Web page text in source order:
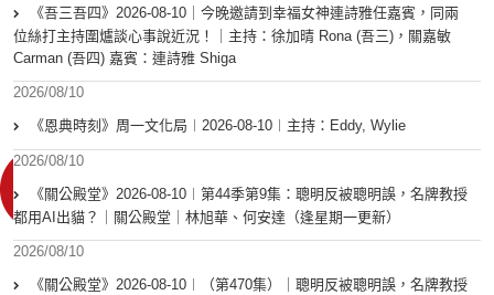
《吾三吾四》2026-08-10｜今晚邀請到幸福女神連詩雅任嘉賓，同兩
位絲打主持圍爐談心事說近況！｜主持：徐加晴 Rona (吾三)，關嘉敏
Carman (吾四) 嘉賓：連詩雅 Shiga
2026/08/10
《恩典時刻》周一文化局︱2026-08-10︱主持：Eddy, Wylie
2026/08/10
《關公殿堂》2026-08-10︱第44季第9集：聰明反被聰明誤，名牌教授
都用AI出貓？｜關公殿堂｜林旭華、何安達（逢星期一更新）
2026/08/10
《關公殿堂》2026-08-10︱（第470集）｜聰明反被聰明誤，名牌教授